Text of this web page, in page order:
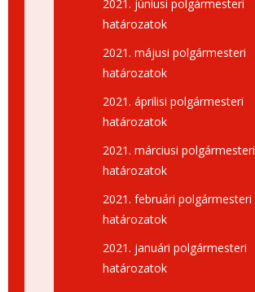
2021. júniusi polgármesteri
határozatok
2021. májusi polgármesteri
határozatok
2021. áprilisi polgármesteri
határozatok
2021. márciusi polgármesteri
határozatok
2021. februári polgármesteri
határozatok
2021. januári polgármesteri
határozatok